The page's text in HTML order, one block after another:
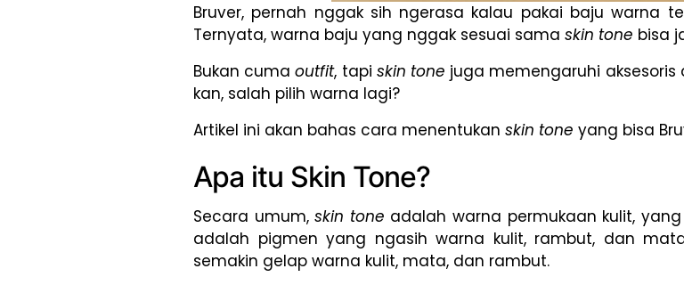
Bruver, pernah nggak sih ngerasa kalau pakai baju warna
Ternyata, warna baju yang nggak sesuai sama skin tone bisa
Bukan cumaoutfit, tapi skin tone juga memengaruhi
kan, salah pilih warna lagi?
Artikel ini akan bahas cara menentukan skin tone yang bisa
Apa itu Skin Tone?
Secara umum,skin tone adalah warna permukaan kulit,
adalah pigmen yang ngasih warna kulit, rambut, dan
semakin gelap warna kulit, mata, dan rambut.